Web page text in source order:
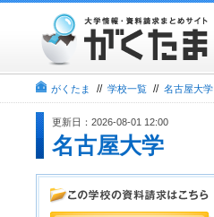
がくたま // 学校一覧 // 名古屋大学
更新日：2026-08-01 12:00
名古屋大学